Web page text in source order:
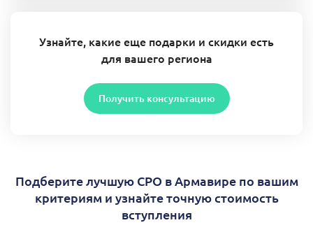
Узнайте, какие еще подарки и скидки есть
для вашего региона
Получить консультацию
Подберите лучшую СРО в Армавире по вашим
критериям и узнайте точную стоимость
вступления